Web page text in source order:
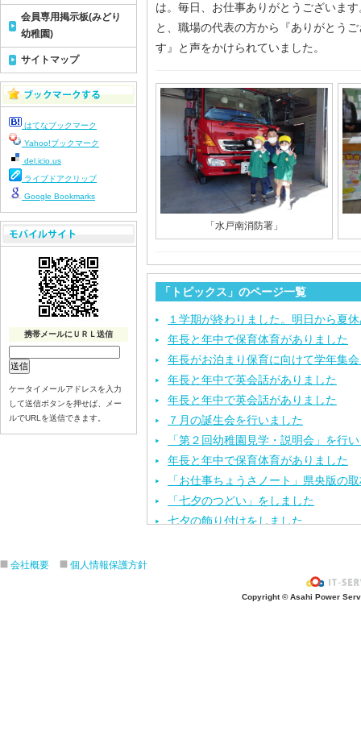
は。毎日、お仕事ありがとうございま
と、職場の代表の方から『ありがとう
す』と声をかけられていました。
「水戸南消防署」
「トピックス」のページ一覧
１学期が終わりました。明日から夏
年長と年中で保育体育がありました
年長がお泊まり保育に向けて学年集
年長と年中で英会話がありました
年長と年中で英会話がありました
７月の誕生会を行いました
「第２回幼稚園見学・説明会」を行
年長と年中で保育体育がありました
「お仕事ちょうさノート」県央版の
「七夕のつどい」をしました
七夕の飾り付けをしました
「カレーパーティー」をしました
会員専用掲示板(みどり
幼稚園)
サイトマップ
はてなブックマーク
Yahoo!ブックマーク
del.icio.us
ライブドアクリップ
Google Bookmarks
携帯メールにＵＲＬ送信
ケータイメールアドレスを入力
して送信ボタンを押せば、メー
ルでURLを送信できます。
会社概要 個人情報保護方針
Copyright © Asahi Power